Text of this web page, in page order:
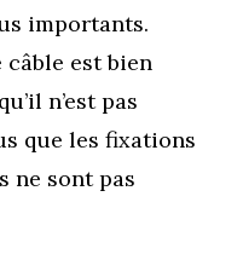
importants.
câble est bien
n’est pas
que les fixations
ne sont pas